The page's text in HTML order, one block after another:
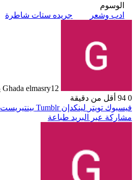
الوسوم
ادب وشعر
جريده ستات شاطرة
Ghada elmasry12 يناير، 2024
0
أقل من دقيقة
فيسبوك تويتر لينكدإن بينتيريست
مشاركة عبر البريد طباعة